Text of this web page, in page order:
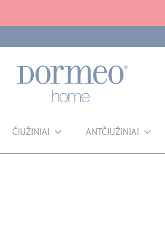
ČIUŽINIAI ANTČIUŽINIAI